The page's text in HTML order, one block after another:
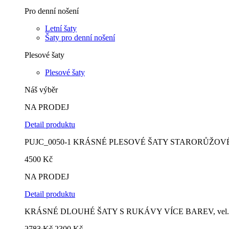
Pro denní nošení
Letní šaty
Šaty pro denní nošení
Plesové šaty
Plesové šaty
Náš výběr
NA PRODEJ
Detail produktu
PUJC_0050-1 KRÁSNÉ PLESOVÉ ŠATY
4500 Kč
NA PRODEJ
Detail produktu
KRÁSNÉ DLOUHÉ ŠATY S RUKÁVY VÍCE BAREV,